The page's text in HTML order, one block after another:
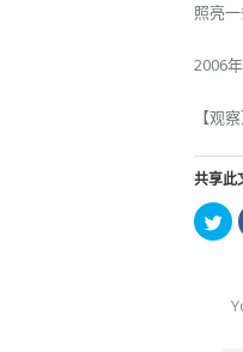
照亮
2006
【观
共享此
点
击
共
享